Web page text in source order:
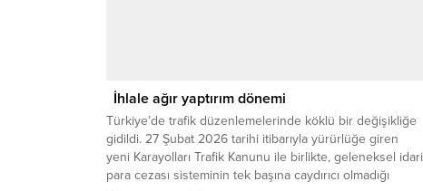
İhlale ağır yaptırım dönemi
Türkiye’de trafik düzenlemelerinde köklü bir değişikliğe
gidildi. 27 Şubat 2026 tarihi itibarıyla yürürlüğe giren
yeni Karayolları Trafik Kanunu ile birlikte, geleneksel idari
para cezası sisteminin tek başına caydırıcı olmadığı